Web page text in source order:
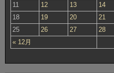
« 12月
11
12 13 14
18
19 20 21
25
26 27 28